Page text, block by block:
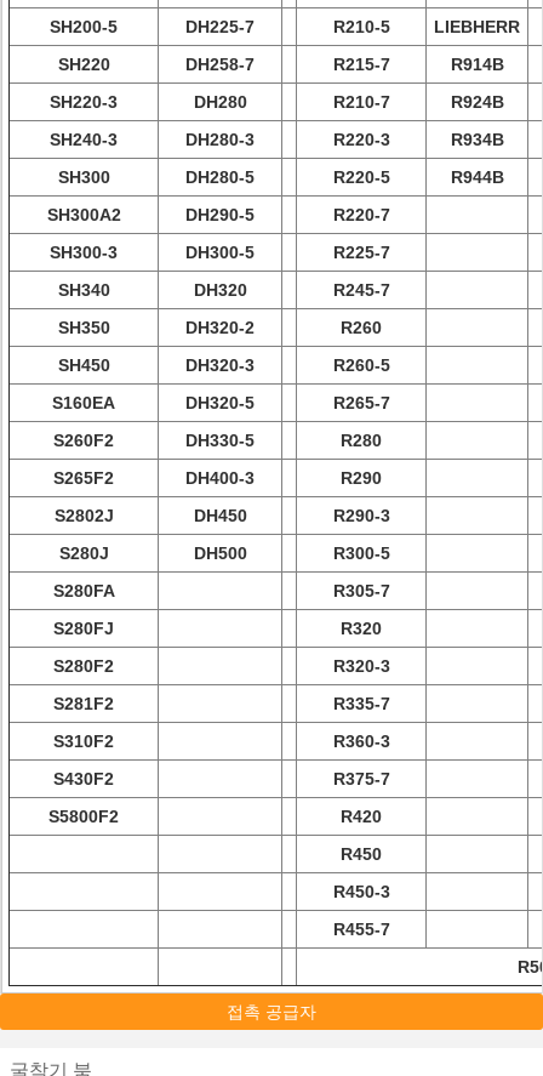
SH200-5
DH225-7 R210-5
LIEBHERR
SH220
DH258-7 R215-7
R914B
SH220-3
DH280 R210-7
R924B
SH240-3
DH280-3 R220-3
R934B
SH300
DH280-5 R220-5
R944B
SH300A2
DH290-5
R220-7
SH300-3
DH300-5
R225-7
SH340
DH320
R245-7
SH350
DH320-2
R260
SH450
DH320-3
R260-5
S160EA
DH320-5
R265-7
S260F2
DH330-5
R280
S265F2
DH400-3
R290
S2802J
DH450
R290-3
S280J
DH500
R300-5
S280FA
R305-7
S280FJ
R320
S280F2
R320-3
S281F2
R335-7
S310F2
R360-3
S430F2
R375-7
S5800F2
R420
R450
R450-3
R455-7
접촉 공급자
굴착기 붐